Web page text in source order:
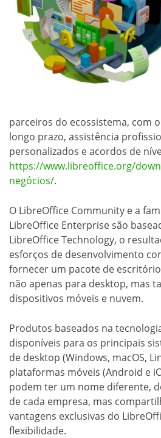
parceiros do ecossistema, com
longo prazo, assistência
personalizados e acordos de
https://www.libreoffice.org/
negócios/.
O LibreOffice Community e a
LibreOffice Enterprise são
LibreOffice Technology, o
esforços de desenvolvimento
fornecer um pacote de
não apenas para desktop, mas
dispositivos móveis e nuvem.
Produtos baseados na
disponíveis para os principais
de desktop (Windows, macOS,
plataformas móveis (Android e
podem ter um nome diferente,
de cada empresa, mas
vantagens exclusivas do
flexibilidade.